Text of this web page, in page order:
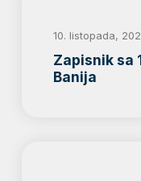
10. listopada,
Zapisnik sa
Banija